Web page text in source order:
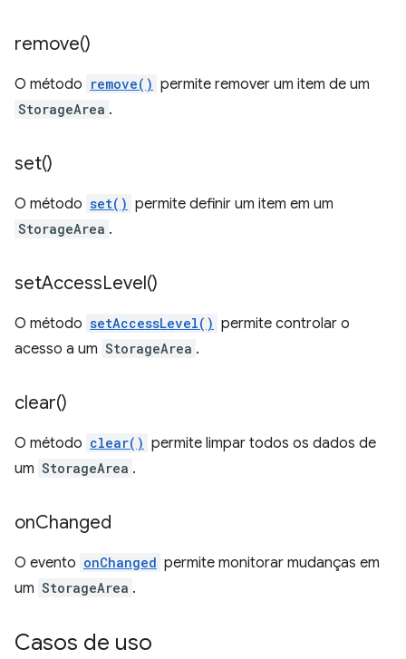
remove()
O método remove() permite remover um item de um
StorageArea .
set()
O método set() permite definir um item em um
StorageArea .
setAccessLevel()
O método setAccessLevel() permite controlar o
acesso a um StorageArea .
clear()
O método clear() permite limpar todos os dados de
um StorageArea .
onChanged
O evento onChanged permite monitorar mudanças em
um StorageArea .
Casos de uso